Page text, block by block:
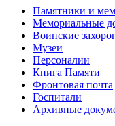
Памятники и
Мемориальные
Воинские
Музеи
Персоналии
Книга Памяти
Фронтовая почта
Госпитали
Архивные